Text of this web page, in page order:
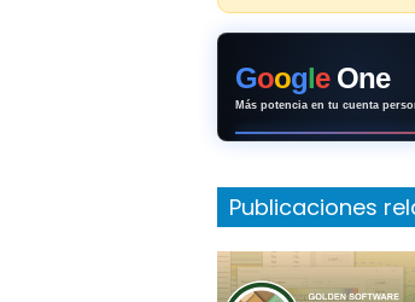
Google One
Más potencia en tu cuenta
Publicaciones